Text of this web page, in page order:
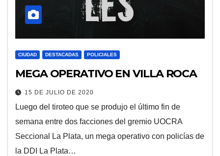
CIUDAD DESTACADAS POLICIALES
MEGA OPERATIVO EN VILLA ROCA
15 DE JULIO DE 2020
Luego del tiroteo que se produjo el último fin de
semana entre dos facciones del gremio UOCRA
Seccional La Plata, un mega operativo con policías de
la DDI La Plata…